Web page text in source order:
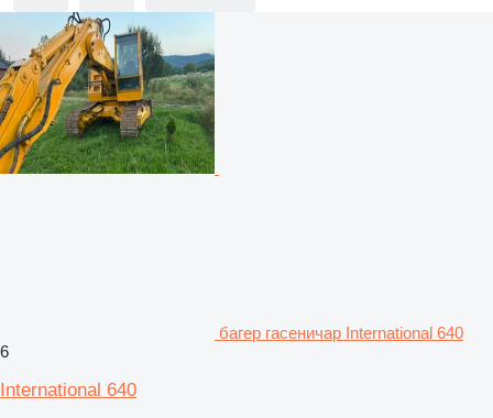
багер гасеничар International 640
6
International 640